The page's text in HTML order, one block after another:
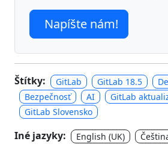
Napíšte nám!
Štítky: GitLab GitLab 18.5
Bezpečnosť
AI GitLab
GitLab Slovensko
Iné jazyky: English (UK)